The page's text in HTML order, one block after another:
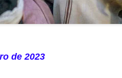
de 2023